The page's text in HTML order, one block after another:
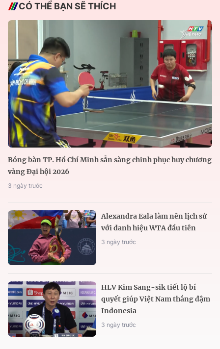
CÓ THỂ BẠN SẼ THÍCH
Bóng bàn TP. Hồ Chí Minh sẵn sàng chinh phục huy chương
vàng Đại hội 2026
3 ngày trước
Alexandra Eala làm nên lịch sử
với danh hiệu WTA đầu tiên
3 ngày trước
HLV Kim Sang-sik tiết lộ bí
quyết giúp Việt Nam thắng đậm
Indonesia
3 ngày trước